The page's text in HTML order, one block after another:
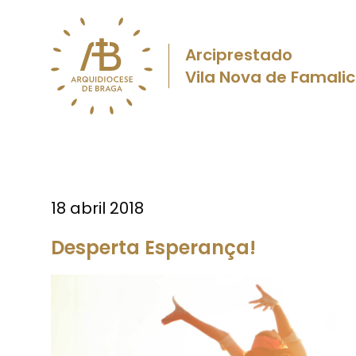
Arciprestado
Vila Nova de
18 abril 2018
Desperta Esperança!